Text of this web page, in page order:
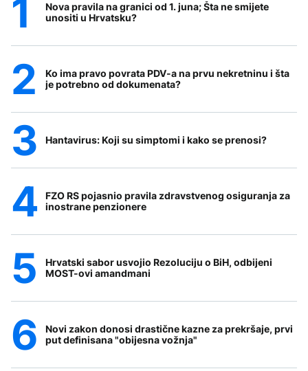
Nova pravila na granici od 1. juna; Šta ne smijete
unositi u Hrvatsku?
Ko ima pravo povrata PDV-a na prvu nekretninu i šta
je potrebno od dokumenata?
Hantavirus: Koji su simptomi i kako se prenosi?
FZO RS pojasnio pravila zdravstvenog osiguranja za
inostrane penzionere
Hrvatski sabor usvojio Rezoluciju o BiH, odbijeni
MOST-ovi amandmani
Novi zakon donosi drastične kazne za prekršaje, prvi
put definisana "obijesna vožnja"